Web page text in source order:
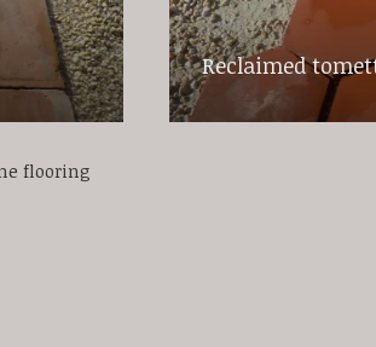
Reclaimed
flooring